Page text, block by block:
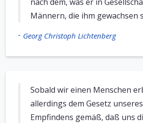
Männern, die ihm gewachsen
- Georg Christoph Lichtenberg
Sobald wir einen Menschen
allerdings dem Gesetz
Empfindens gemäß, daß uns